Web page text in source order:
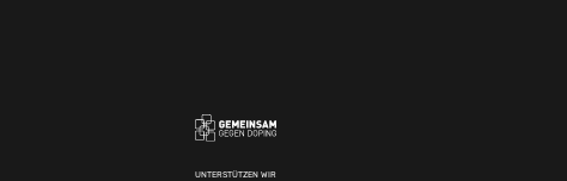
UNTERSTÜTZEN WIR